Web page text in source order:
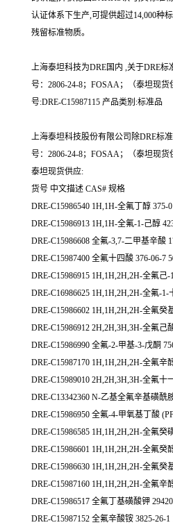
认证体系下生产,可提供超过14,000种
残留标准物质。
上海泰坦科技为DRE国内 ,关于DRE
号：2806-24-8；FOSAA；（泰坦现
号:DRE-C15987115 产品类别:标准品
上海泰坦科技股份有限公司除DRE标
号：2806-24-8；FOSAA；（泰坦现
泰坦现货供应:
货号 中文描述 CAS# 规格
DRE-C15986540 1H,1H-全氟丁醇 375-
DRE-C15986913 1H,1H-全氟-1-己醇
DRE-C15986608 全氟-3,7-二甲基辛酸
DRE-C15987400 全氟十四酸 376-06-7
DRE-C15986915 1H,1H,2H,2H-全氟己-
DRE-C16986625 1H,1H,2H,2H-全氟-1-
DRE-C15986602 1H,1H,2H,2H-全氟癸
DRE-C15986912 2H,2H,3H,3H-全氟己
DRE-C15986990 全氟-2-甲基-3-戊酮
DRE-C15987170 1H,1H,2H,2H-全氟辛
DRE-C15989010 2H,2H,3H,3H-全氟十
DRE-C13342360 N-乙基全氟辛基磺酰
DRE-C15986950 全氟-4-甲氧基丁酸
DRE-C15986585 1H,1H,2H,2H-全氟癸
DRE-C15986601 1H,1H,2H,2H-全氟癸
DRE-C15986630 1H,1H,2H,2H-全氟癸
DRE-C15987160 1H,1H,2H,2H-全氟辛
DRE-C15986517 全氟丁基磺酸钾
DRE-C15987152 全氟辛酸铵 3825-26-1